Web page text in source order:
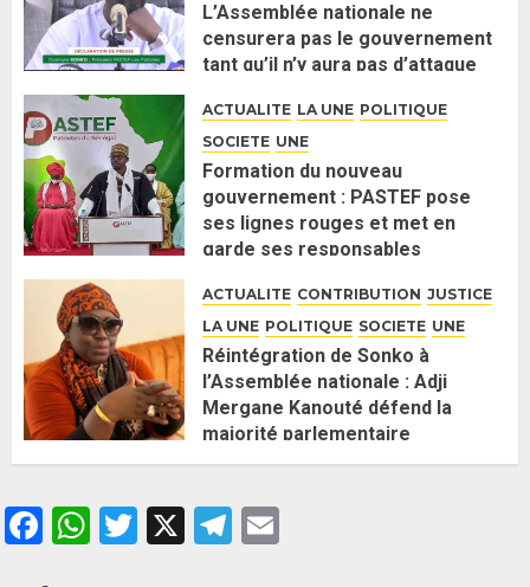
L’Assemblée nationale ne
censurera pas le gouvernement
tant qu’il n’y aura pas d’attaque
2 JUIN 2026 0
ACTUALITE LA UNE POLITIQUE
SOCIETE UNE
Formation du nouveau
gouvernement : PASTEF pose
ses lignes rouges et met en
garde ses responsables
ACTUALITE CONTRIBUTION JUSTICE
LA UNE POLITIQUE SOCIETE UNE
Réintégration de Sonko à
l’Assemblée nationale : Adji
Mergane Kanouté défend la
majorité parlementaire
26 MAI 2026 0
Facebook
WhatsApp
Twitter
X Telegram